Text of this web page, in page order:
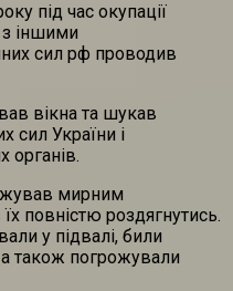
під час окупації
іншими
сил рф проводив
вікна та шукав
сил України і
органів.
мирним
повністю роздягнутись.
у підвалі, били
також погрожували